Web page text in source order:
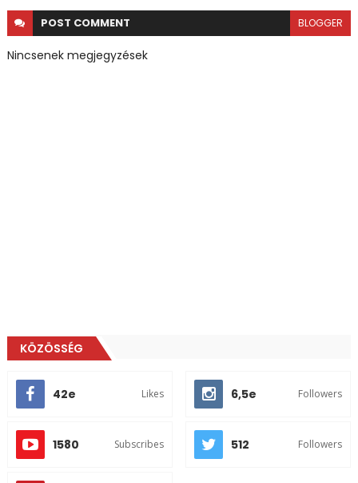
POST COMMENT BLOGGER
Nincsenek megjegyzések
KÖZÖSSÉG
42e Likes 6,5e Followers
1580 Subscribes 512 Followers